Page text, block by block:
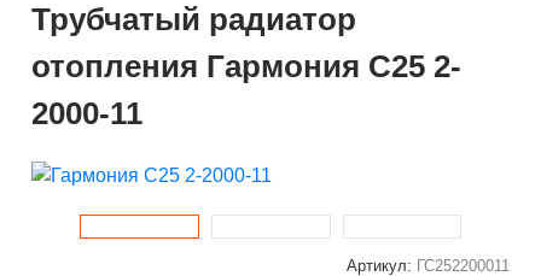
Трубчатый радиатор
отопления Гармония С25 2-
2000-11
Артикул: ГС252200011